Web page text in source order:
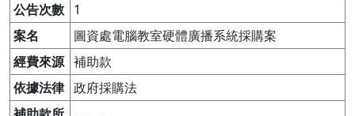
公告次數 1
案名
圖資處電腦教室硬體廣播系統採購案
經費來源 補助款
依據法律 政府採購法